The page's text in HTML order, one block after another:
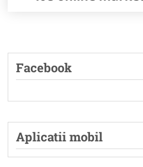
Facebook
Aplicatii mobil